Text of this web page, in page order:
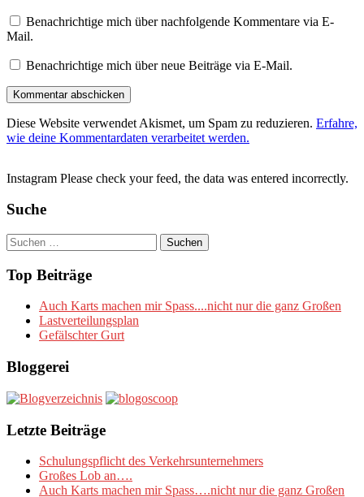
Benachrichtige mich über nachfolgende Kommentare via E-
Mail.
Benachrichtige mich über neue Beiträge via E-Mail.
Diese Website verwendet Akismet, um Spam zu reduzieren. Erfahre,
wie deine Kommentardaten verarbeitet werden.
Instagram Please check your feed, the data was entered incorrectly.
Suche
Suchen
nach:
Top Beiträge
Auch Karts machen mir Spass....nicht nur die ganz Großen
Lastverteilungsplan
Gefälschter Gurt
Bloggerei
Letzte Beiträge
Schulungspflicht des Verkehrsunternehmers
Großes Lob an….
Auch Karts machen mir Spass….nicht nur die ganz Großen